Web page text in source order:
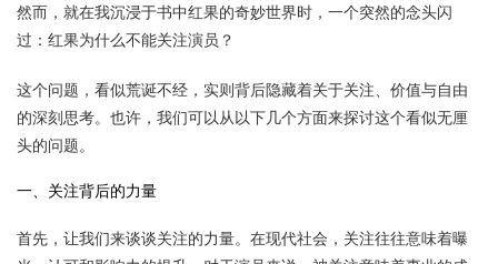
然而，就在我沉浸于书中红果的奇妙世界时，一个突然的念头闪
过：红果为什么不能关注演员？
这个问题，看似荒诞不经，实则背后隐藏着关于关注、价值与自由
的深刻思考。也许，我们可以从以下几个方面来探讨这个看似无厘
头的问题。
一、关注背后的力量
首先，让我们来谈谈关注的力量。在现代社会，关注往往意味着曝